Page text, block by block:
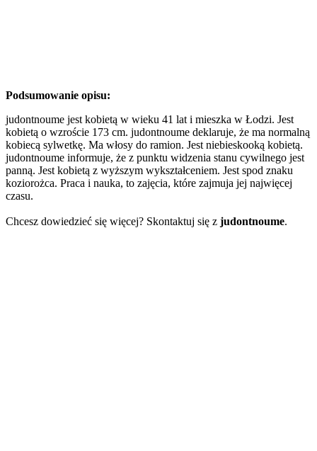
Podsumowanie opisu:
judontnoume jest kobietą w wieku 41 lat i mieszka w Łodzi. Jest
kobietą o wzroście 173 cm. judontnoume deklaruje, że ma normalną
kobiecą sylwetkę. Ma włosy do ramion. Jest niebieskooką kobietą.
judontnoume informuje, że z punktu widzenia stanu cywilnego jest
panną. Jest kobietą z wyższym wykształceniem. Jest spod znaku
koziorożca. Praca i nauka, to zajęcia, które zajmuja jej najwięcej
czasu.
Chcesz dowiedzieć się więcej? Skontaktuj się z judontnoume.